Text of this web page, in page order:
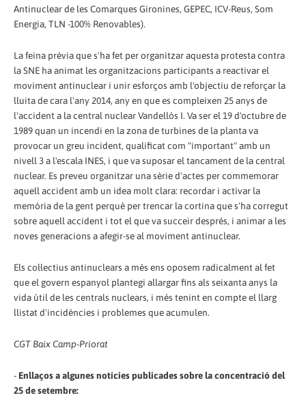
Antinuclear de les Comarques Gironines, GEPEC, ICV-Reus, Som
Energia, TLN -100% Renovables).
La feina prèvia que s'ha fet per organitzar aquesta protesta contra
la SNE ha animat les organitzacions participants a reactivar el
moviment antinuclear i unir esforços amb l'objectiu de reforçar la
lluita de cara l'any 2014, any en que es compleixen 25 anys de
l'accident a la central nuclear Vandellòs I. Va ser el 19 d'octubre de
1989 quan un incendi en la zona de turbines de la planta va
provocar un greu incident, qualificat com "important" amb un
nivell 3 a l'escala INES, i que va suposar el tancament de la central
nuclear. Es preveu organitzar una sèrie d'actes per commemorar
aquell accident amb un idea molt clara: recordar i activar la
memòria de la gent perquè per trencar la cortina que s'ha corregut
sobre aquell accident i tot el que va succeir després, i animar a les
noves generacions a afegir-se al moviment antinuclear.
Els col·lectius antinuclears a més ens oposem radicalment al fet
que el govern espanyol plantegi allargar fins als seixanta anys la
vida útil de les centrals nuclears, i més tenint en compte el llarg
llistat d'incidències i problemes que acumulen.
CGT Baix Camp-Priorat
- Enllaços a algunes notícies publicades sobre la concentració del
25 de setembre: